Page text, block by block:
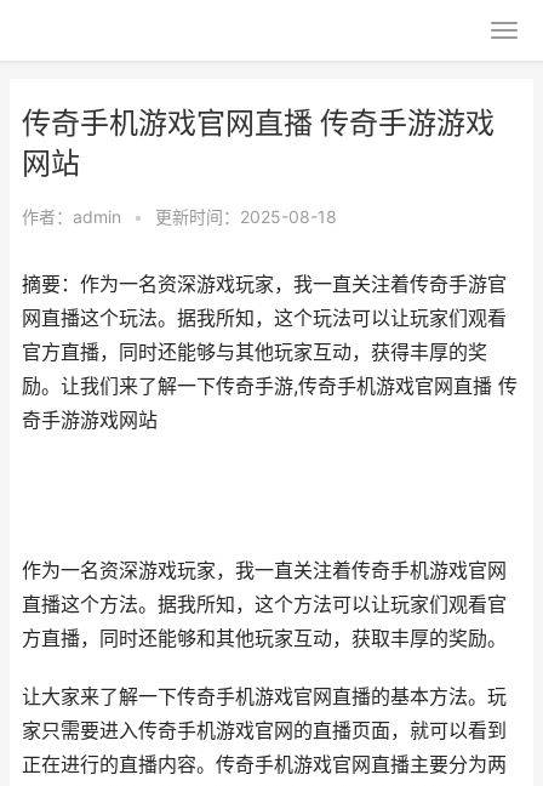
传奇手机游戏官网直播 传奇手游游戏
网站
作者： admin • 更新时间：2025-08-18
摘要：作为一名资深游戏玩家，我一直关注着传奇手游官
网直播这个玩法。据我所知，这个玩法可以让玩家们观看
官方直播，同时还能够与其他玩家互动，获得丰厚的奖
励。让我们来了解一下传奇手游,传奇手机游戏官网直播 传
奇手游游戏网站
作为一名资深游戏玩家，我一直关注着传奇手机游戏官网
直播这个方法。据我所知，这个方法可以让玩家们观看官
方直播，同时还能够和其他玩家互动，获取丰厚的奖励。
让大家来了解一下传奇手机游戏官网直播的基本方法。玩
家只需要进入传奇手机游戏官网的直播页面，就可以看到
正在进行的直播内容。传奇手机游戏官网直播主要分为两